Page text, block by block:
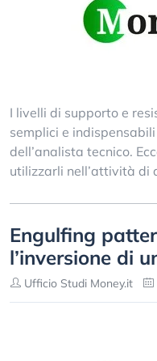
I livelli di supporto e
semplici e
dell’analista tecnico.
utilizzarli nell’attività di
Engulfing
l’inversione di
Ufficio Studi Money.it